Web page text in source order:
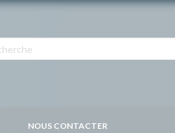
NOUS CONTACTER